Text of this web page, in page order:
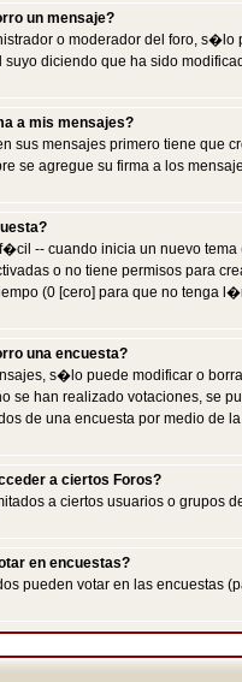
un mensaje?
o moderador del foro,
diciendo que ha sido
a mis mensajes?
sus mensajes primero tiene que
se agregue su firma a los
-- cuando inicia un nuevo
o no tiene permisos para
(0 [cero] para que no tenga
una encuesta?
s�lo puede modificar o
se han realizado votaciones, se
de una encuesta por medio de
a ciertos Foros?
a ciertos usuarios o grupos
en encuestas?
pueden votar en las encuestas